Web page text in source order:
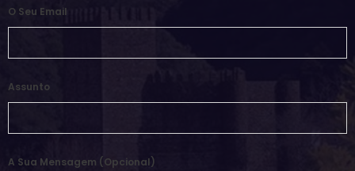
O Seu Email
Assunto
A Sua Mensagem (opcional)